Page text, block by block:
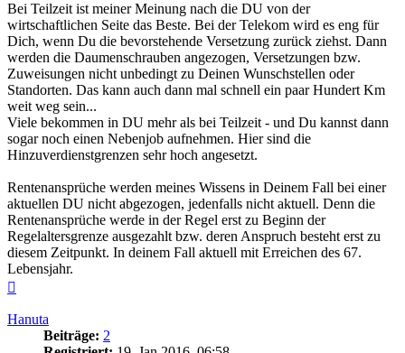
Bei Teilzeit ist meiner Meinung nach die DU von der
wirtschaftlichen Seite das Beste. Bei der Telekom wird es eng für
Dich, wenn Du die bevorstehende Versetzung zurück ziehst. Dann
werden die Daumenschrauben angezogen, Versetzungen bzw.
Zuweisungen nicht unbedingt zu Deinen Wunschstellen oder
Standorten. Das kann auch dann mal schnell ein paar Hundert Km
weit weg sein...
Viele bekommen in DU mehr als bei Teilzeit - und Du kannst dann
sogar noch einen Nebenjob aufnehmen. Hier sind die
Hinzuverdienstgrenzen sehr hoch angesetzt.
Rentenansprüche werden meines Wissens in Deinem Fall bei einer
aktuellen DU nicht abgezogen, jedenfalls nicht aktuell. Denn die
Rentenansprüche werde in der Regel erst zu Beginn der
Regelaltersgrenze ausgezahlt bzw. deren Anspruch besteht erst zu
diesem Zeitpunkt. In deinem Fall aktuell mit Erreichen des 67.
Lebensjahr.
Hanuta
Beiträge: 2